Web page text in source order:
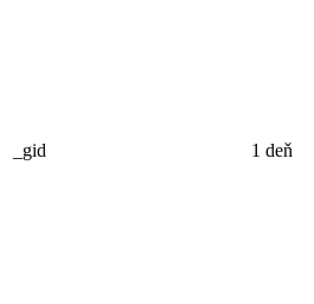
_gid 1 deň